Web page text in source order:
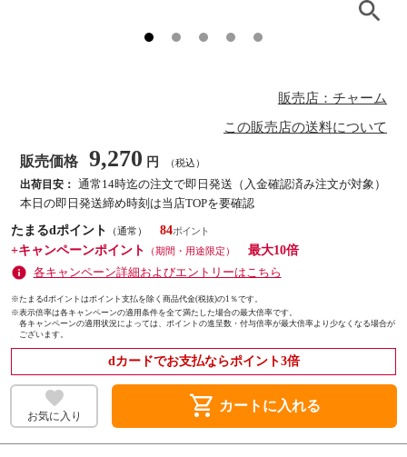
販売店：チャーム
この販売店の送料について
販売価格 9,270 円 （税込）
出荷目安： 通常14時迄の注文で即日発送（入金確認済み注文が対象）
本日の即日発送締め時刻は当店TOPを要確認
たまるdポイント
（通常）
84
+キャンペーンポイント
（期間・用途限定）
最大10倍
各キャンペーン詳細およびエントリーはこちら
※たまるdポイントはポイント支払を除く商品代金(税抜)の1％です。
※表示倍率は各キャンペーンの適用条件を全て満たした場合の最大倍率です。
各キャンペーンの適用状況によっては、ポイントの進呈数・付与倍率が最大倍率より少なくなる場合が
ございます。
dカードでお支払ならポイント3倍
お気に入り shopping_cart カートに入れる